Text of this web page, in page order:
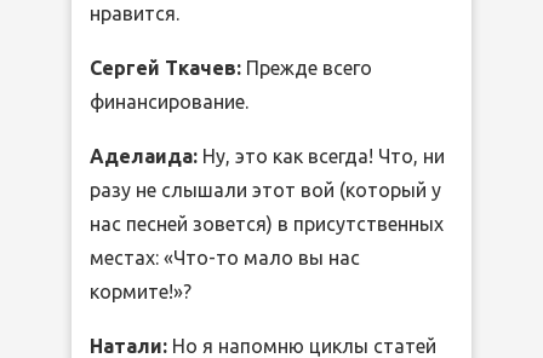
нравится.
Сергей Ткачев: Прежде всего
финансирование.
Аделаида: Ну, это как всегда! Что, ни
разу не слышали этот вой (который у
нас песней зовется) в присутственных
местах: «Что-то мало вы нас
кормите!»?
Натали: Но я напомню циклы статей